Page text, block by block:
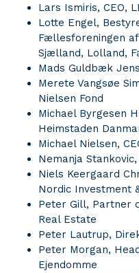
Lars Ismiris, CEO,
Lotte Engel,
Fællesforeningen
Sjælland, Lolland,
Mads Guldbæk
Merete Vangsøe
Nielsen Fond
Michael Byrgesen
Heimstaden
Michael Nielsen,
Nemanja
Niels Keergaard
Nordic Investment
Peter Gill, Partner
Real Estate
Peter Lautrup,
Peter Morgan,
Ejendomme